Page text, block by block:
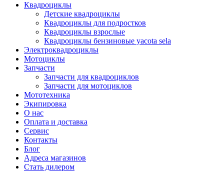
Квадроциклы
Детские квадроциклы
Квадроциклы для подростков
Квадроциклы взрослые
Квадроциклы бензиновые yacota sela
Электроквадроциклы
Мотоциклы
Запчасти
Запчасти для квадроциклов
Запчасти для мотоциклов
Мототехника
Экипировка
О нас
Оплата и доставка
Сервис
Контакты
Блог
Адреса магазинов
Стать дилером